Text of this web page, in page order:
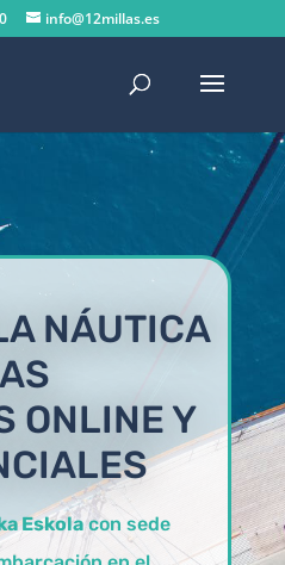
info@12millas.es
NÁUTICA
ONLINE Y
Eskolacon sede